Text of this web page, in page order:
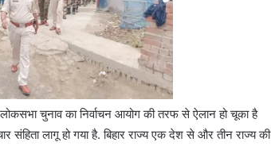
चुनाव का निर्वाचन आयोग की तरफ से ऐलान हो चूका है
लागू हो गया है. बिहार राज्य एक देश से और तीन राज्य की